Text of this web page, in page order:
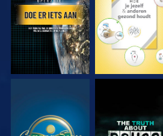
KIJK KIJK